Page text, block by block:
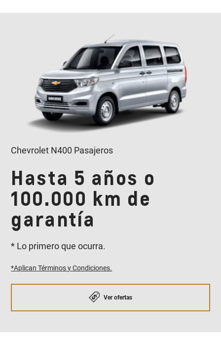
Chevrolet N400 Pasajeros
Hasta 5 años o
100.000 km de
garantía
* Lo primero que ocurra.
*Aplican Términos y Condiciones.
Ver ofertas